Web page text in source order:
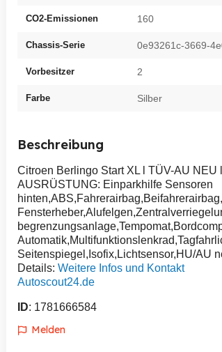
CO2-Emissionen 160
Chassis-Serie 0e93261c-3669-
Vorbesitzer 2
Farbe Silber
Beschreibung
Citroen Berlingo Start XL l TÜV-AU NEU l
AUSRÜSTUNG: Einparkhilfe Sensoren
Seitenspiegel,Isofix,Lichtsensor,HU/AU
Details: Weitere Infos und Kontakt
Autoscout24.de
ID: 1781666584
Melden